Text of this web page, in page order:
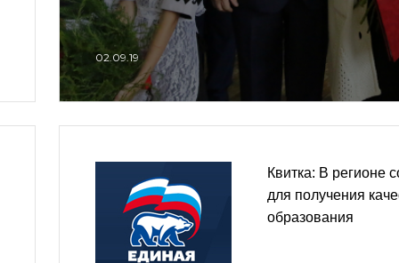
02.09.19
Квитка: В регионе
для получения
образования